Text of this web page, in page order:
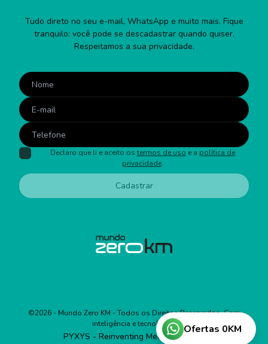
Ofertas 0KM
Tudo direto no seu e-mail, WhatsApp e muito mais. Fique
tranquilo: você pode se descadastrar quando quiser.
Respeitamos a sua privacidade.
Declaro que li e aceito os termos de uso e a política de
privacidade.
Cadastrar
©2026 - Mundo Zero KM - Todos os Direitos Reservados. Com
inteligência e tecnologia:
PYXYS - Reinventing Media Business